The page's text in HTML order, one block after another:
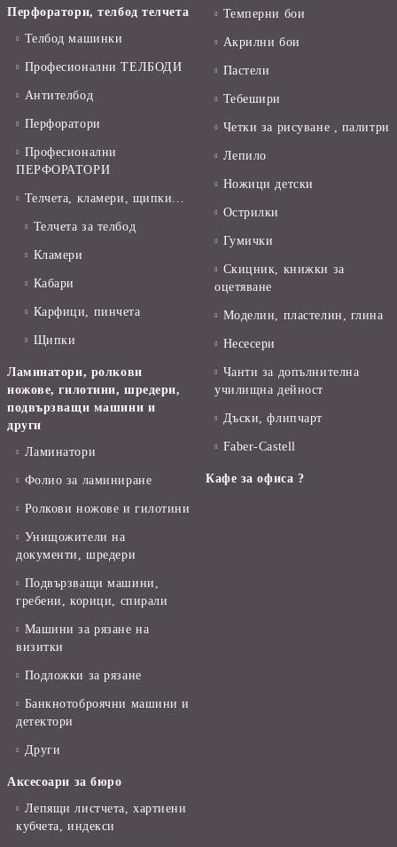
Перфоратори, телбод телчета
Телбод машинки
Професионални ТЕЛБОДИ
Антителбод
Перфоратори
Професионални
ПЕРФОРАТОРИ
Телчета, кламери, щипки...
Телчета за телбод
Кламери
Кабари
Карфици, пинчета
Щипки
Ламинатори, ролкови
ножове, гилотини, шредери,
подвързващи машини и
други
Ламинатори
Фолио за ламиниране
Ролкови ножове и гилотини
Унищожители на
документи, шредери
Подвързващи машини,
гребени, корици, спирали
Машини за рязане на
визитки
Подложки за рязане
Банкнотоброячни машини и
детектори
Други
Аксесоари за бюро
Лепящи листчета, хартиени
кубчета, индекси
Темперни бои
Акрилни бои
Пастели
Тебешири
Четки за рисуване , палитри
Лепило
Ножици детски
Острилки
Гумички
Скицник, книжки за
оцетяване
Моделин, пластелин, глина
Несесери
Чанти за допълнителна
училищна дейност
Дъски, флипчарт
Faber-Castell
Кафе за офиса ?